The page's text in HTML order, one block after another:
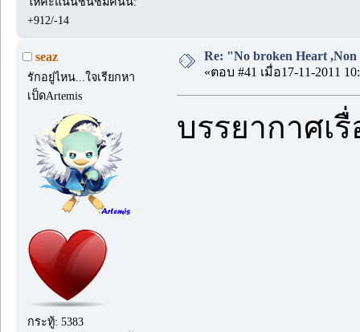
+912/-14
seaz
รักอยู่ไหน...ใจเรียกหา
เป็ดArtemis
กระทู้: 5383
Re: "No broken Heart ,Non
«ตอบ #41 เมื่อ17-11-2011
บรรยากาศเ